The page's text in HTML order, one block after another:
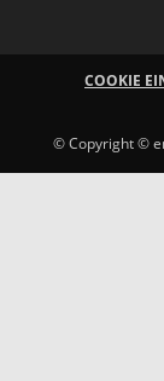
COOKIE
© Copyright ©